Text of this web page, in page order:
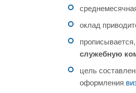
оклад
служебную
цель
оформления